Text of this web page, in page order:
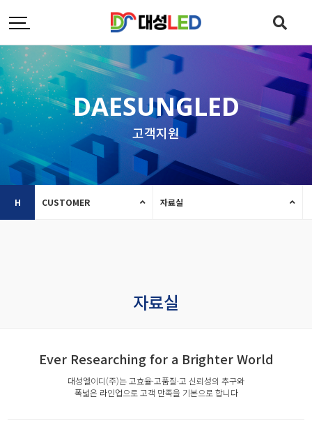
DAESUNGLED
고객지원
H CUSTOMER 자료실
자료실
Ever Researching for a Brighter World
대성엘이디(주)는 고효율·고품질·고 신뢰성의 추구와
폭넓은 라인업으로 고객 만족을 기본으로 합니다